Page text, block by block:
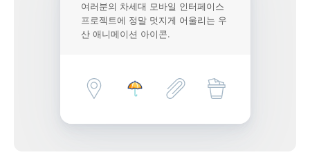
여러분의 차세대 모바일 인터페이스
프로젝트에 정말 멋지게 어울리는 우
산 애니메이션 아이콘.